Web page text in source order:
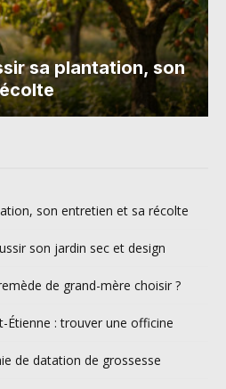
sa plantation, son
son entretien et sa récolte
son jardin sec et design
de grand-mère choisir ?
Étienne : trouver une officine
de datation de grossesse